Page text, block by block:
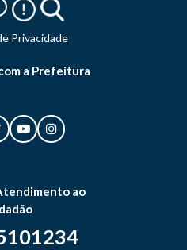
Privacidade
a Prefeitura
ao